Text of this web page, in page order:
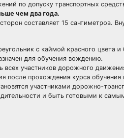
по допуску транспортных
чем два года.
составляет 15 сантиметров.
с каймой красного цвета и
для обучения вождению.
всех участников дорожного
после прохождения курса обучения
участниками дорожно-
и быть готовыми к